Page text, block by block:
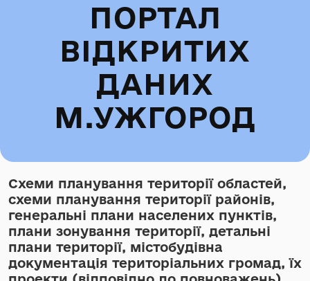
ПОРТАЛ
ВІДКРИТИХ
ДАНИХ
М.УЖГОРОД
Схеми планування території областей,
схеми планування території районів,
генеральні плани населених пунктів,
плани зонування території, детальні
плани території, містобудівна
документація територіальних громад, їх